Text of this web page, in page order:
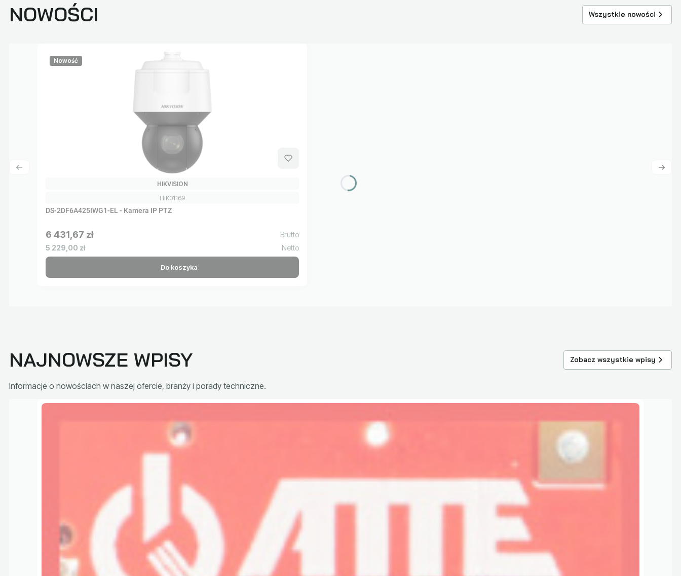
NOWOŚCI Wszystkie nowości
Nowość
Kod produktu
HIK01169
DS-2DF6A425IWG1-EL - Kamera IP PTZ
PRODUCENT
HIKVISION
Cena brutto
6 431,67 zł
Cena netto
5 229,00 zł
Do koszyka
NAJNOWSZE WPISY Zobacz wszystkie wpisy
Informacje o nowościach w naszej ofercie, branży i porady techniczne.